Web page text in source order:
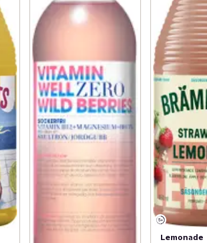
Lemonade